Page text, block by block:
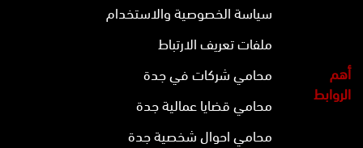
أهم
الروابط
سياسة الخصوصية والاستخدام
ملفات تعريف الارتباط
محامي شركات في جدة
محامي قضايا عمالية جدة
محامي احوال شخصية جدة